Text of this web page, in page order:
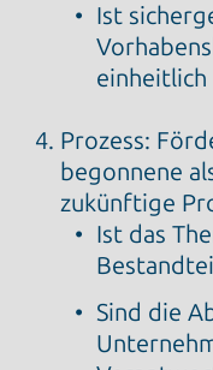
Ist
einheitlich
Prozess:
begonnene
zukünftige
Ist das
Sind die